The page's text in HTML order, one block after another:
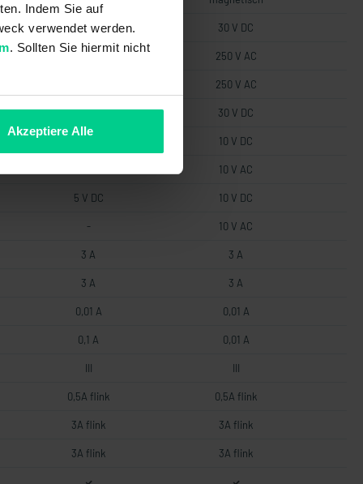
Indem Sie auf
verwendet werden.
. Sollten Sie hiermit nicht
Akzeptiere Alle
30 V DC 30 V DC
250 V AC 250 V AC
250 V AC
30 V DC 30 V DC
10 V DC
10 V AC
5 V DC 10 V DC
- 10 V AC
3 A 3 A
3 A 3 A
0,01 A 0,01 A
0,1 A 0,01 A
III III
0,5A flink 0,5A flink
3A flink 3A flink
3A flink 3A flink